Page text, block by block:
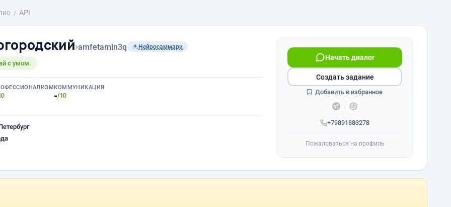
API
›amfetamin3q Нейросаммари
с умом.
КОММУНИКАЦИЯ
-/10
+79891883278
Начать диалог
Создать задание
Добавить в избранное
Пожаловаться на профиль